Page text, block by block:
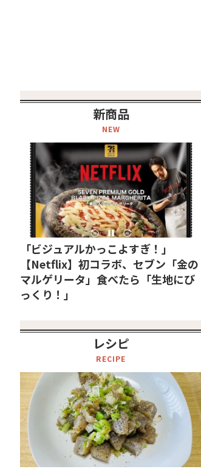
新商品
NEW
「ビジュアルかっこよすぎ！」
【Netflix】初コラボ、セブン「金の
マルゲリータ」食べたら「生地にび
っくり！」
レシピ
RECIPE